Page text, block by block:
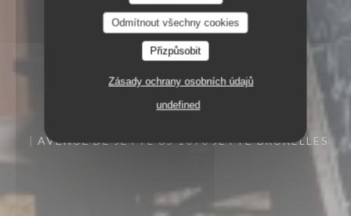
Odmítnout všechny cookies
Přizpůsobit
Zásady ochrany osobních údajů
undefined
AVENUE DE JETTE 85 1090 JETTE BRUXELLES